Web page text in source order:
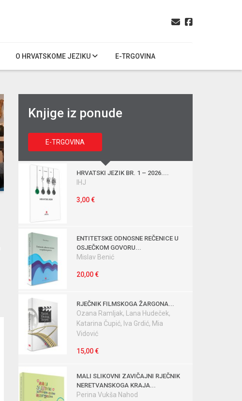
O HRVATSKOME JEZIKU E-TRGOVINA
Knjige iz ponude
E-TRGOVINA
HRVATSKI JEZIK BR. 1 – 2026....
IHJ
3,00 €
ENTITETSKE ODNOSNE REČENICE U
OSJEČKOM GOVORU...
Mislav Benić
20,00 €
RJEČNIK FILMSKOGA ŽARGONA...
Ozana Ramljak, Lana Hudeček,
Katarina Čupić, Iva Grdić, Mia
Vidović
15,00 €
MALI SLIKOVNI ZAVIČAJNI RJEČNIK
NERETVANSKOGA KRAJA...
Perina Vukša Nahod